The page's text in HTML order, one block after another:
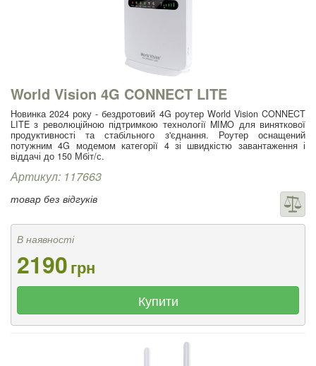
World Vision 4G CONNECT LITE
Новинка 2024 року - бездротовий 4G роутер World Vision CONNECT
LITE з революційною підтримкою технології MIMO для виняткової
продуктивності та стабільного з'єднання. Роутер оснащений
потужним 4G модемом категорії 4 зі швидкістю завантаження і
віддачі до 150 Мбіт/с.
Артикул: 117663
товар без відгуків
В наявності
2190грн
Купити